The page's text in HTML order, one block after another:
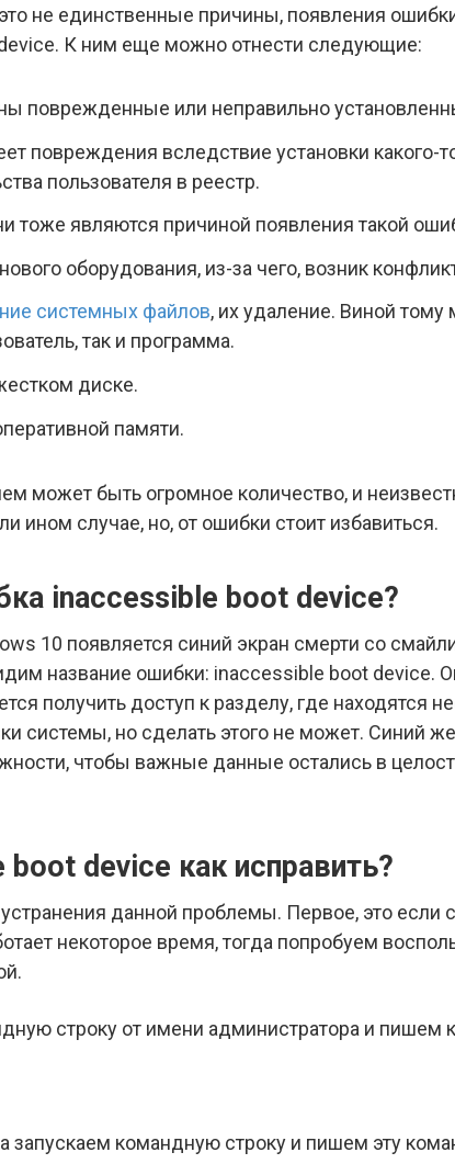
это не единственные причины, появления
К ним еще можно отнести следующие:
поврежденные или неправильно
повреждения вследствие установки какого-
пользователя в реестр.
тоже являются причиной появления такой
оборудования, из-за чего, возник
системных файлов, их удаление. Виной тому
так и программа.
диске.
памяти.
может быть огромное количество, и
ином случае, но, от ошибки стоит избавиться.
inaccessible boot device?
10 появляется синий экран смерти со
название ошибки: inaccessible boot device.
получить доступ к разделу, где находятся
системы, но сделать этого не может. Синий
чтобы важные данные остались в
boot device как исправить?
данной проблемы. Первое, это если
некоторое время, тогда попробуем
строку от имени администратора и пишем
запускаем командную строку и пишем эту